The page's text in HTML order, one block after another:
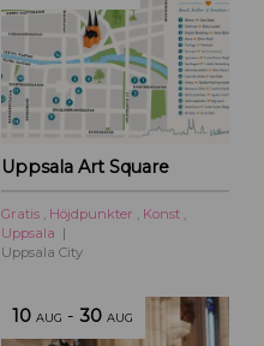
Uppsala Art Square
Gratis , Höjdpunkter , Konst ,
Uppsala
Uppsala City
10 AUG -30 AUG